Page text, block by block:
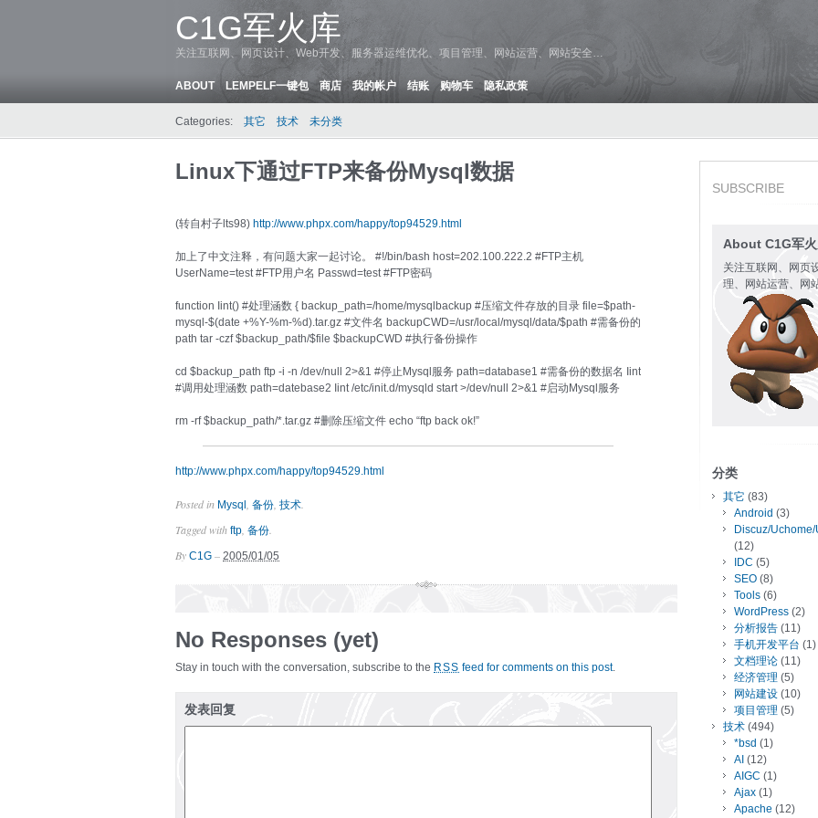
C1G军火库
关注互联网、网页设计、Web开发、服务器运维优化、项目管理、网站运营、网站安全…
ABOUT LEMPELF一键包 商店 我的帐户 结账 购物车 隐私政策
Categories: 其它 技术 未分类
Linux下通过FTP来备份Mysql数据
(转自村子lts98) http://www.phpx.com/happy/top94529.html
加上了中文注释，有问题大家一起讨论。 #!/bin/bash host=202.100.222.2 #FTP主机
UserName=test #FTP用户名 Passwd=test #FTP密码
function Iint() #处理涵数 { backup_path=/home/mysqlbackup #压缩文件存放的目录 file=$path-
mysql-$(date +%Y-%m-%d).tar.gz #文件名 backupCWD=/usr/local/mysql/data/$path #需备份的
path tar -czf $backup_path/$file $backupCWD #执行备份操作
cd $backup_path ftp -i -n /dev/null 2>&1 #停止Mysql服务 path=database1 #需备份的数据名 Iint
#调用处理涵数 path=datebase2 Iint /etc/init.d/mysqld start >/dev/null 2>&1 #启动Mysql服务
rm -rf $backup_path/*.tar.gz #删除压缩文件 echo “ftp back ok!”
http://www.phpx.com/happy/top94529.html
Posted in Mysql 备份 技术
Tagged with ftp 备份
By C1G – 2005/01/05
No Responses (yet)
Stay in touch with the conversation, subscribe to the RSS feed for comments on this post.
发表回复
SUBSCRIBE
About C1G军
关注互联网、网页
理、网站运营、网
分类
其它 (83)
Android (3)
Discuz/
(12)
IDC (5)
SEO (8)
Tools (6)
WordPress (2)
分析报告 (11)
手机开发平台 (1)
文档理论 (11)
经济管理 (5)
网站建设 (10)
项目管理 (5)
技术 (494)
*bsd (1)
AI (12)
AIGC (1)
Ajax (1)
Apache (12)